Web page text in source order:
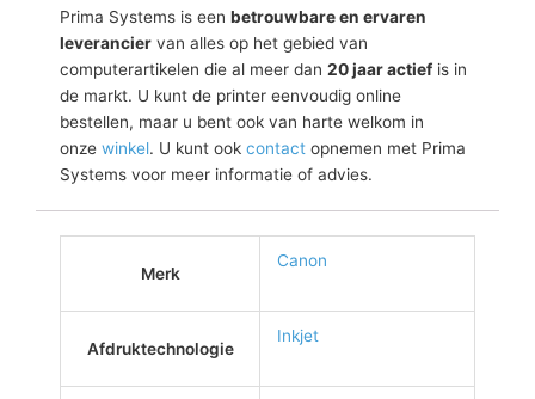
Prima Systems is een betrouwbare en ervaren
leverancier van alles op het gebied van
computerartikelen die al meer dan 20 jaar actief is in
de markt. U kunt de printer eenvoudig online
bestellen, maar u bent ook van harte welkom in
onze winkel. U kunt ook contact opnemen met Prima
Systems voor meer informatie of advies.
Merk
Canon
Afdruktechnologie
Inkjet